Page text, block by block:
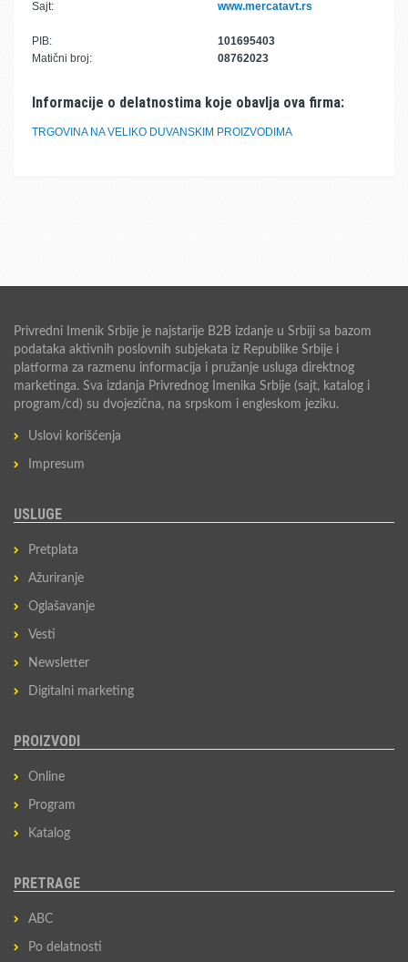
Sajt:
www.mercatavt.rs
PIB:
101695403
Matični broj:
08762023
Informacije o delatnostima koje obavlja ova firma:
TRGOVINA NA VELIKO DUVANSKIM PROIZVODIMA
Privredni Imenik Srbije je najstarije B2B izdanje u Srbiji sa bazom
podataka aktivnih poslovnih subjekata iz Republike Srbije i
platforma za razmenu informacija i pružanje usluga direktnog
marketinga. Sva izdanja Privrednog Imenika Srbije (sajt, katalog i
program/cd) su dvojezična, na srpskom i engleskom jeziku.
Uslovi korišćenja
Impresum
USLUGE
Pretplata
Ažuriranje
Oglašavanje
Vesti
Newsletter
Digitalni marketing
PROIZVODI
Online
Program
Katalog
PRETRAGE
ABC
Po delatnosti